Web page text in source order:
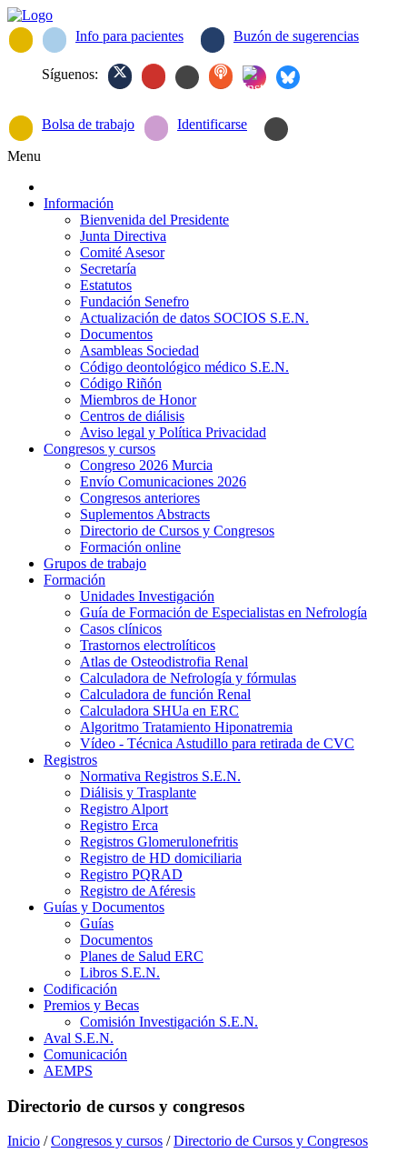
Info para pacientes Buzón de sugerencias
Síguenos:
Bolsa de trabajo Identificarse
Menu
Información
Bienvenida del Presidente
Junta Directiva
Comité Asesor
Secretaría
Estatutos
Fundación Senefro
Actualización de datos SOCIOS S.E.N.
Documentos
Asambleas Sociedad
Código deontológico médico S.E.N.
Código Riñón
Miembros de Honor
Centros de diálisis
Aviso legal y Política Privacidad
Congresos y cursos
Congreso 2026 Murcia
Envío Comunicaciones 2026
Congresos anteriores
Suplementos Abstracts
Directorio de Cursos y Congresos
Formación online
Grupos de trabajo
Formación
Unidades Investigación
Guía de Formación de Especialistas en Nefrología
Casos clínicos
Trastornos electrolíticos
Atlas de Osteodistrofia Renal
Calculadora de Nefrología y fórmulas
Calculadora de función Renal
Calculadora SHUa en ERC
Algoritmo Tratamiento Hiponatremia
Vídeo - Técnica Astudillo para retirada de CVC
Registros
Normativa Registros S.E.N.
Diálisis y Trasplante
Registro Alport
Registro Erca
Registros Glomerulonefritis
Registro de HD domiciliaria
Registro PQRAD
Registro de Aféresis
Guías y Documentos
Guías
Documentos
Planes de Salud ERC
Libros S.E.N.
Codificación
Premios y Becas
Comisión Investigación S.E.N.
Aval S.E.N.
Comunicación
AEMPS
Directorio de cursos y congresos
Inicio /Congresos y cursos /Directorio de Cursos y Congresos